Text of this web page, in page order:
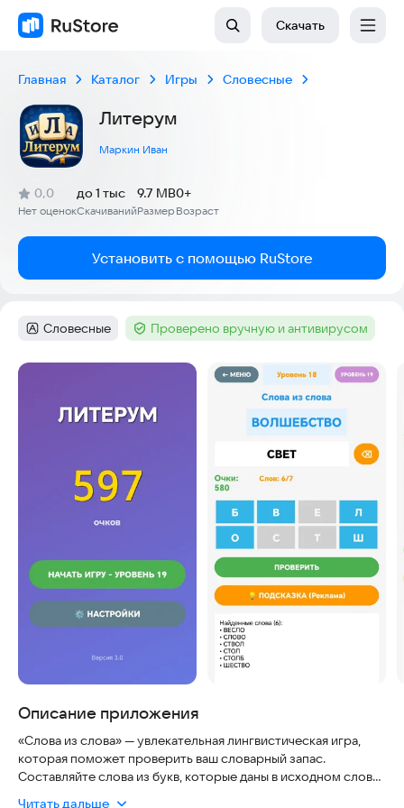
Скачать
Главная Каталог Игры Словесные
Литерум
Маркин Иван
Рейтинг:
0,0
(
Нет оценок
)
Скачиваний
до 1 тыс
Размер
9.7 MB
Возраст
0+
Установить с помощью RuStore
Категория:
Словесные Тег :Проверено вручную и антивирусом
Скриншоты
Описание приложения
«Слова из слова» — увлекательная лингвистическая игра,
которая поможет проверить ваш словарный запас.
Составляйте слова из букв, которые даны в исходном слове,
Читать дальше